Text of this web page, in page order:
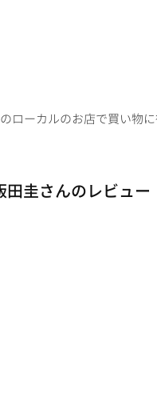
ローカルのお店で買い物
圭さんのレビュー